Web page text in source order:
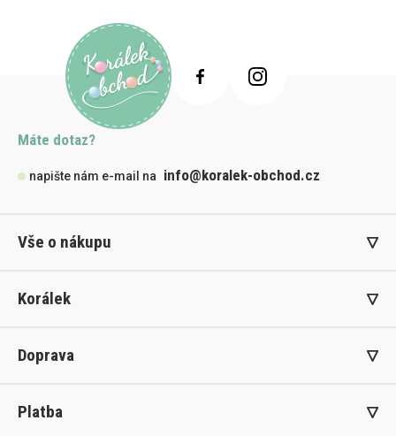
Máte dotaz?
napište nám e-mail na info@koralek-obchod.cz
Vše o nákupu
Korálek
Doprava
Platba